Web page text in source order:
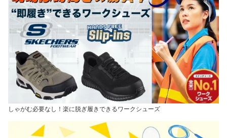
しゃがむ必要なし！楽に脱ぎ履きできるワークシューズ